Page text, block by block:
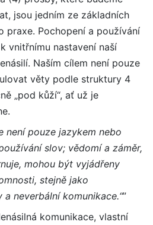
jsou jedním ze základních
praxe. Pochopení a používání
vnitřnímu nastavení naší
Naším cílem není pouze
věty podle struktury 4
„pod kůží“, ať už je
není pouze jazykem nebo
slov; vědomí a záměr,
mohou být vyjádřeny
stejně jako
neverbální komunikace.“”
komunikace, vlastní